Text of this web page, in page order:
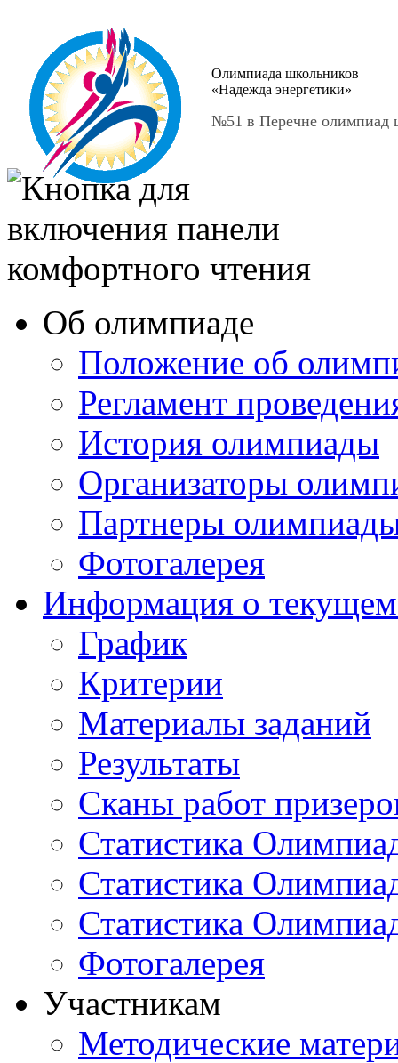
Олимпиада школьников
«Надежда энергетики»
№51 в Перечне олимпиад
Об олимпиаде
Положение об
Регламент
История олимпиады
Организаторы
Партнеры
Фотогалерея
Информация о текущем
График
Критерии
Материалы заданий
Результаты
Сканы работ
Статистика
Статистика
Статистика
Фотогалерея
Участникам
Методические